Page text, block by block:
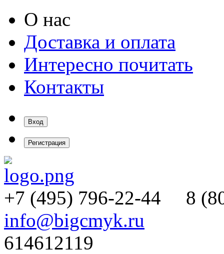
О нас
Доставка и оплата
Интересно почитать
Контакты
Вход
Регистрация
+7 (495) 796-22-44 8
info@bigcmyk.ru
614612119